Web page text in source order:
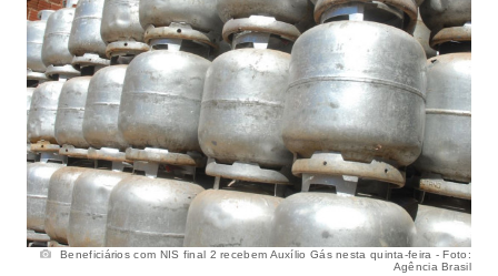
Beneficiários com NIS final 2 recebem Auxílio Gás nesta quinta-feira - Foto:
Agência Brasil